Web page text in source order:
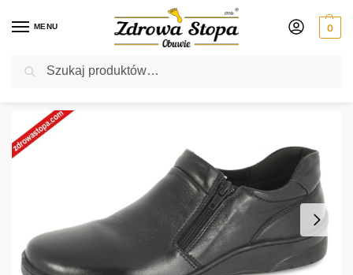
MENU 0
Rabat ⚡ 5% kod: ZDROWASTOPA (na obuwie poza promocją)